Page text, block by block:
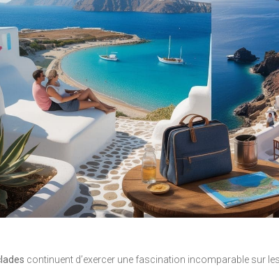
continuent d’exercer une fascination incomparable sur